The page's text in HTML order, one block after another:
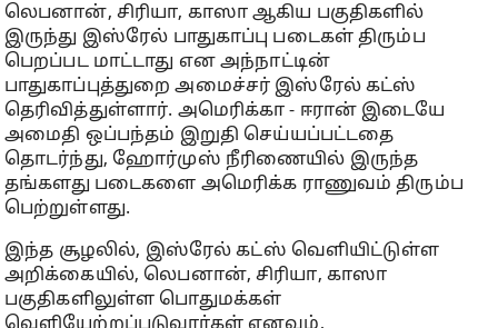
லெபனான், சிரியா, காஸா ஆகிய பகுதிகளில்
இருந்து இஸ்ரேல் பாதுகாப்பு படைகள் திரும்ப
பெறப்பட மாட்டாது என அந்நாட்டின்
பாதுகாப்புத்துறை அமைச்சர் இஸ்ரேல் கட்ஸ்
தெரிவித்துள்ளார். அமெரிக்கா - ஈரான் இடையே
அமைதி ஒப்பந்தம் இறுதி செய்யப்பட்டதை
தொடர்ந்து, ஹோர்முஸ் நீரிணையில் இருந்த
தங்களது படைகளை அமெரிக்க ராணுவம் திரும்ப
பெற்றுள்ளது.
இந்த சூழலில், இஸ்ரேல் கட்ஸ் வெளியிட்டுள்ள
அறிக்கையில், லெபனான், சிரியா, காஸா
பகுதிகளிலுள்ள பொதுமக்கள்